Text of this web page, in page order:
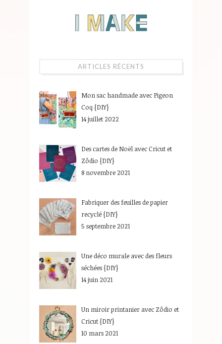
ARTICLES RÉCENTS
Mon sac handmade avec Pigeon
Coq {DIY}
14 juillet 2022
Des cartes de Noël avec Cricut et
Zôdio {DIY}
8 novembre 2021
Fabriquer des feuilles de papier
recyclé {DIY}
5 septembre 2021
Une déco murale avec des fleurs
séchées {DIY}
14 juin 2021
Un miroir printanier avec Zôdio et
Cricut {DIY}
10 mars 2021